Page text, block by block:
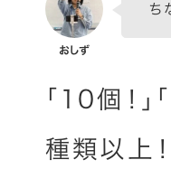
ち
「10個！
種類以上！